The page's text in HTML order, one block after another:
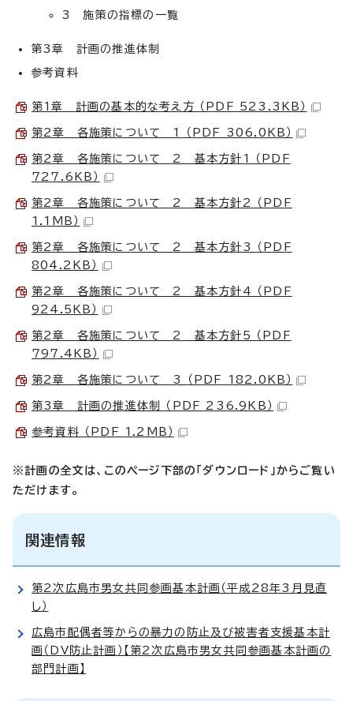
3 施策の指標の一覧
第3章 計画の推進体制
参考資料
第1章 計画の基本的な考え方 （PDF 523.3KB）
第2章 各施策について 1 （PDF 306.0KB）
第2章 各施策について 2 基本方針1 （PDF
727.6KB）
第2章 各施策について 2 基本方針2 （PDF
1.1MB）
第2章 各施策について 2 基本方針3 （PDF
804.2KB）
第2章 各施策について 2 基本方針4 （PDF
924.5KB）
第2章 各施策について 2 基本方針5 （PDF
797.4KB）
第2章 各施策について 3 （PDF 182.0KB）
第3章 計画の推進体制 （PDF 236.9KB）
参考資料 （PDF 1.2MB）
※計画の全文は、このページ下部の「ダウンロード」からご覧い
ただけます。
関連情報
第2次広島市男女共同参画基本計画（平成28年3月見直
し）
広島市配偶者等からの暴力の防止及び被害者支援基本計
画（DV防止計画）【第2次広島市男女共同参画基本計画の
部門計画】